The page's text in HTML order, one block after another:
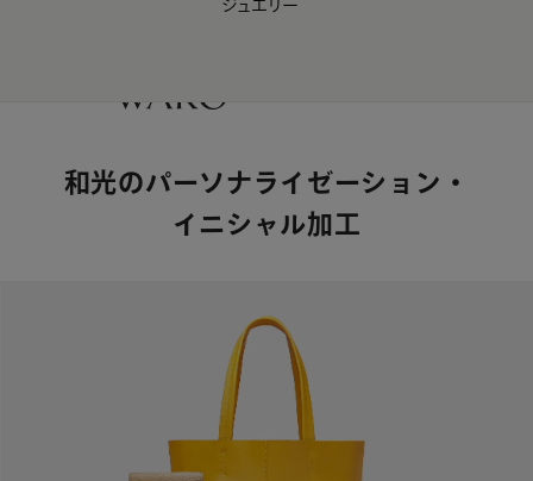
WAKO Membership Program連携はこちら
ジュエリー
和光のパーソナライゼーション・
イニシャル加工